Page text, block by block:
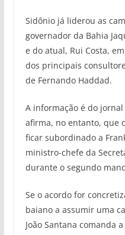
Sidônio já liderou as
governador da Bahia
e do atual, Rui Costa,
dos principais
de Fernando Haddad.
A informação é do
afirma, no entanto, que
ficar subordinado a
ministro-chefe da
durante o segundo
Se o acordo for
baiano a assumir uma
João Santana comanda